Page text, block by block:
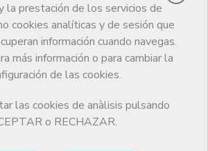
la prestación de los servicios de
cookies analíticas y de sesión que
información cuando navegas.
más información o para cambiar la
de las cookies.
las cookies de anàlisis pulsando
o RECHAZAR.
del COMB sobre la integración
de Contingente